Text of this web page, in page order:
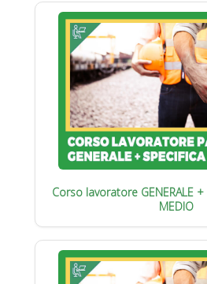
Corso lavoratore GENERALE +
MEDIO